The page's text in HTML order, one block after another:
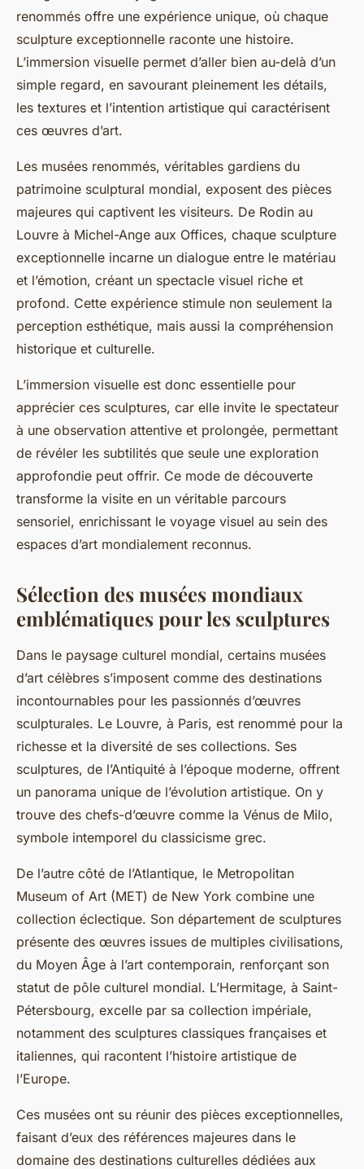
renommés offre une expérience unique, où chaque
sculpture exceptionnelle raconte une histoire.
L’immersion visuelle permet d’aller bien au-delà d’un
simple regard, en savourant pleinement les détails,
les textures et l’intention artistique qui caractérisent
ces œuvres d’art.
Les musées renommés, véritables gardiens du
patrimoine sculptural mondial, exposent des pièces
majeures qui captivent les visiteurs. De Rodin au
Louvre à Michel-Ange aux Offices, chaque sculpture
exceptionnelle incarne un dialogue entre le matériau
et l’émotion, créant un spectacle visuel riche et
profond. Cette expérience stimule non seulement la
perception esthétique, mais aussi la compréhension
historique et culturelle.
L’immersion visuelle est donc essentielle pour
apprécier ces sculptures, car elle invite le spectateur
à une observation attentive et prolongée, permettant
de révéler les subtilités que seule une exploration
approfondie peut offrir. Ce mode de découverte
transforme la visite en un véritable parcours
sensoriel, enrichissant le voyage visuel au sein des
espaces d’art mondialement reconnus.
Sélection des musées mondiaux
emblématiques pour les sculptures
Dans le paysage culturel mondial, certains musées
d’art célèbres s’imposent comme des destinations
incontournables pour les passionnés d’œuvres
sculpturales. Le Louvre, à Paris, est renommé pour la
richesse et la diversité de ses collections. Ses
sculptures, de l’Antiquité à l’époque moderne, offrent
un panorama unique de l’évolution artistique. On y
trouve des chefs-d’œuvre comme la Vénus de Milo,
symbole intemporel du classicisme grec.
De l’autre côté de l’Atlantique, le Metropolitan
Museum of Art (MET) de New York combine une
collection éclectique. Son département de sculptures
présente des œuvres issues de multiples civilisations,
du Moyen Âge à l’art contemporain, renforçant son
statut de pôle culturel mondial. L’Hermitage, à Saint-
Pétersbourg, excelle par sa collection impériale,
notamment des sculptures classiques françaises et
italiennes, qui racontent l’histoire artistique de
l’Europe.
Ces musées ont su réunir des pièces exceptionnelles,
faisant d’eux des références majeures dans le
domaine des destinations culturelles dédiées aux